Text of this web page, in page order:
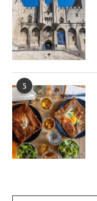
5